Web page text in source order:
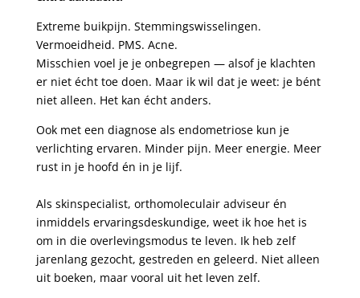
Extreme buikpijn. Stemmingswisselingen.
Vermoeidheid. PMS. Acne.
Misschien voel je je onbegrepen — alsof je klachten
er niet écht toe doen. Maar ik wil dat je weet: je bént
niet alleen. Het kan écht anders.
Ook met een diagnose als endometriose kun je
verlichting ervaren. Minder pijn. Meer energie. Meer
rust in je hoofd én in je lijf.
Als skinspecialist, orthomoleculair adviseur én
inmiddels ervaringsdeskundige, weet ik hoe het is
om in die overlevingsmodus te leven. Ik heb zelf
jarenlang gezocht, gestreden en geleerd. Niet alleen
uit boeken, maar vooral uit het leven zelf.